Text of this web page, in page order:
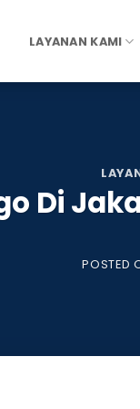
LAYANAN KAMI
Di
POSTED